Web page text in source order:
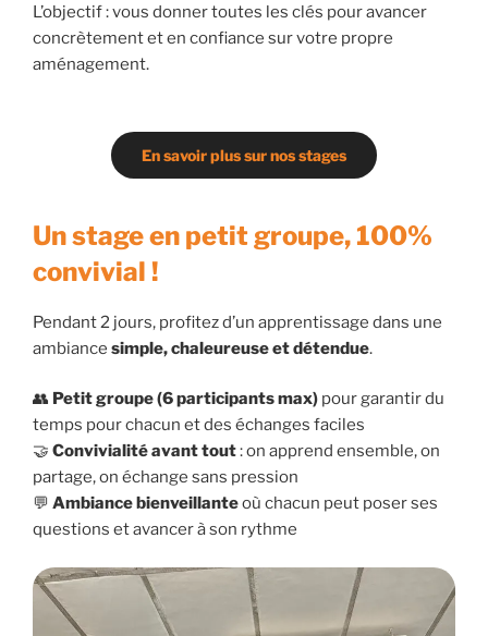
L’objectif : vous donner toutes les clés pour avancer
concrètement et en confiance sur votre propre
aménagement.
En savoir plus sur nos stages
Un stage en petit groupe, 100%
convivial !
Pendant 2 jours, profitez d’un apprentissage dans une
ambiance simple, chaleureuse et détendue.
👥 Petit groupe (6 participants max) pour garantir du
temps pour chacun et des échanges faciles
🤝 Convivialité avant tout: on apprend ensemble, on
partage, on échange sans pression
💬 Ambiance bienveillanteoù chacun peut poser ses
questions et avancer à son rythme